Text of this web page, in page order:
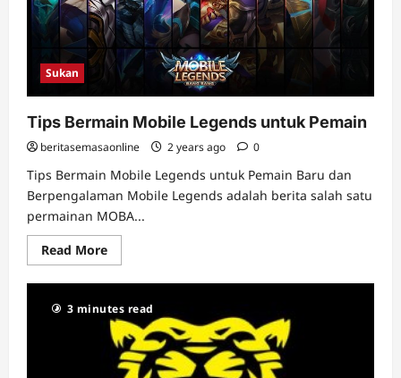
Sukan
Tips Bermain Mobile Legends untuk Pemain
beritasemasaonline 2 years ago 0
Tips Bermain Mobile Legends untuk Pemain Baru dan
Berpengalaman Mobile Legends adalah berita salah satu
permainan MOBA...
Read MoreRead
more
Tips
Mobile
Legends
untuk
Pemain
3 minutes read